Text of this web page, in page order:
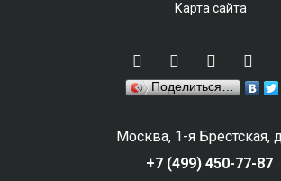
Карта сайта
Поделиться…
Москва, 1-я Брестская,
+7 (499) 450-77-87